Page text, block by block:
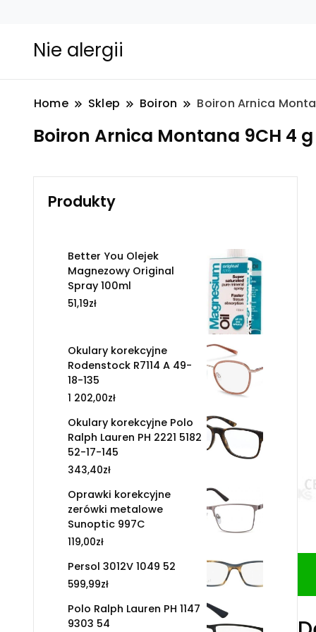
Nie alergii
Home Sklep Boiron Boiron Arnica
Boiron Arnica Montana 9CH 4 g
Produkty
Better You Olejek
Magnezowy Original
Spray 100ml
51,19zł
Okulary korekcyjne
Rodenstock R7114 A 49-
18-135
1 202,00zł
Okulary korekcyjne Polo
Ralph Lauren PH 2221 5182
52-17-145
343,40zł
Oprawki korekcyjne
zerówki metalowe
Sunoptic 997C
119,00zł
Persol 3012V 1049 52
599,99zł
Polo Ralph Lauren PH 1147
9303 54